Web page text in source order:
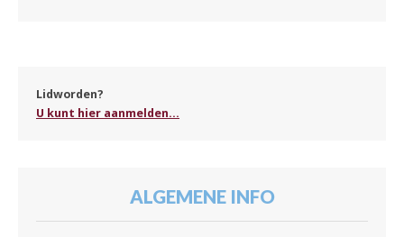
Lidworden?
U kunt hier aanmelden...
ALGEMENE INFO